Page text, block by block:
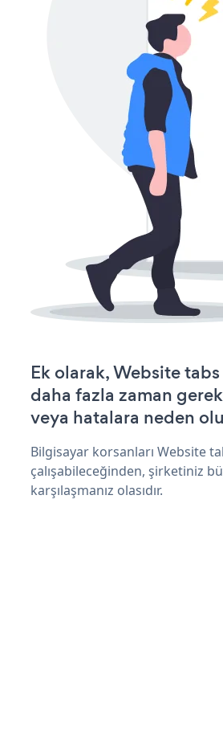
Ek olarak, Website
daha fazla zaman
veya hatalara neden
Bilgisayar korsanları Website
çalışabileceğinden, şirketiniz
karşılaşmanız olasıdır.